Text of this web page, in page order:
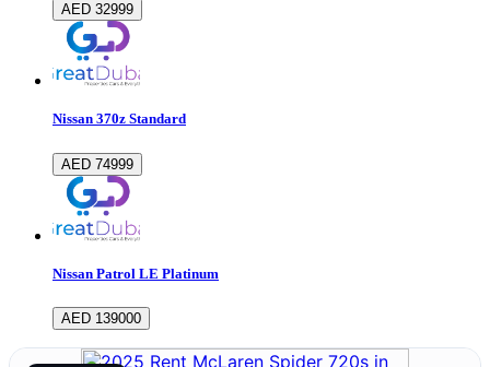
AED 32999
Nissan 370z Standard
AED 74999
Nissan Patrol LE Platinum
AED 139000